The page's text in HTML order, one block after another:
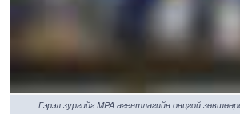
Гэрэл зургийг MPA агентлагийн онцгой